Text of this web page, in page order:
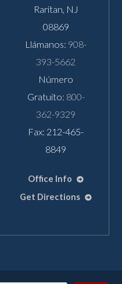
Raritan, NJ
08869
Llámanos: 908-
393-5662
Número
Gratuito: 800-
362-9329
Fax: 212-465-
8849
Office Info
Get Directions